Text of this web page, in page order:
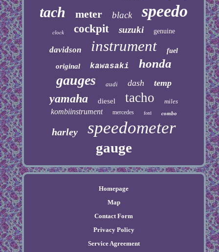
tach meter black speedo
clock cockpit suzuki genuine
davidson instrument fuel
original kawasaki honda
gauges audi dash temp
yamaha diesel tacho miles
kombiinstrument mercedes ford combo
harley speedometer
gauge
Homepage
Map
Contact Form
Privacy Policy
Service Agreement